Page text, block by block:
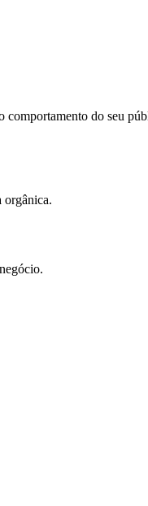
do seu
orgânica.